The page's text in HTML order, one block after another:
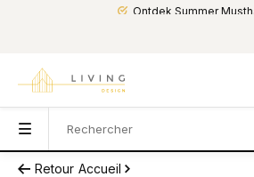
Ontdek Summer
Retour Accueil